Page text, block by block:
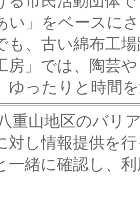
い」をベースに
も、古い綿布工
房」では、陶芸
ゆったりと時間
山地区のバリ
対し情報提供を
一緒に確認し、